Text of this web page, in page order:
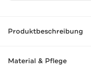
Produktbeschreibung
Material & Pflege